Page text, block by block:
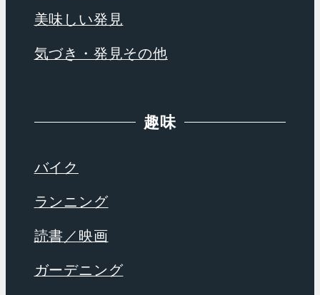
美味しい発見
気づき・発見その他
趣味
バイク
ランニング
読書／映画
ガーデニング